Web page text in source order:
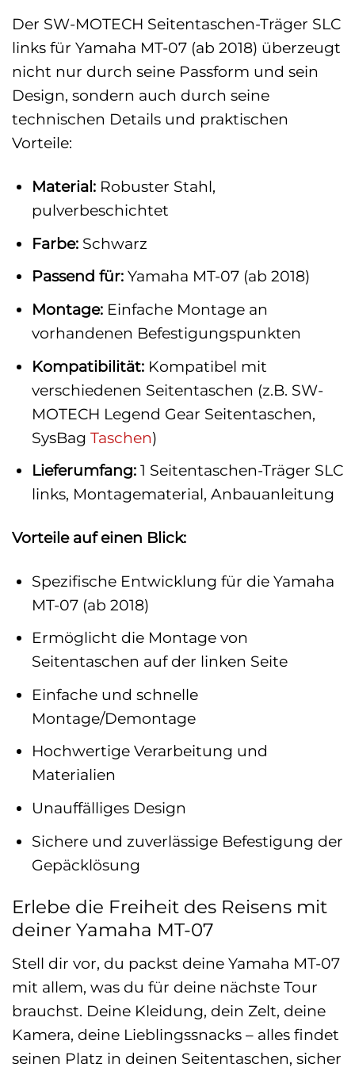
Der SW-MOTECH Seitentaschen-Träger SLC
links für Yamaha MT-07 (ab 2018) überzeugt
nicht nur durch seine Passform und sein
Design, sondern auch durch seine
technischen Details und praktischen
Vorteile:
Material:Robuster Stahl,
pulverbeschichtet
Farbe:Schwarz
Passend für:Yamaha MT-07 (ab 2018)
Montage:Einfache Montage an
vorhandenen Befestigungspunkten
Kompatibilität:Kompatibel mit
verschiedenen Seitentaschen (z.B. SW-
MOTECH Legend Gear Seitentaschen,
SysBag Taschen)
Lieferumfang:1 Seitentaschen-Träger SLC
links, Montagematerial, Anbauanleitung
Vorteile auf einen Blick:
Spezifische Entwicklung für die Yamaha
MT-07 (ab 2018)
Ermöglicht die Montage von
Seitentaschen auf der linken Seite
Einfache und schnelle
Montage/Demontage
Hochwertige Verarbeitung und
Materialien
Unauffälliges Design
Sichere und zuverlässige Befestigung der
Gepäcklösung
Erlebe die Freiheit des Reisens mit
deiner Yamaha MT-07
Stell dir vor, du packst deine Yamaha MT-07
mit allem, was du für deine nächste Tour
brauchst. Deine Kleidung, dein Zelt, deine
Kamera, deine Lieblingssnacks – alles findet
seinen Platz in deinen Seitentaschen, sicher